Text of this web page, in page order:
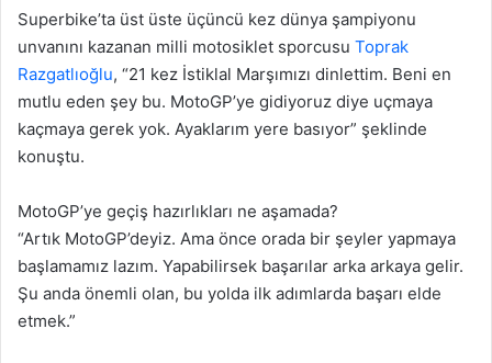
Superbike’ta üst üste üçüncü kez dünya şampiyonu
unvanını kazanan milli motosiklet sporcusu Toprak
Razgatlıoğlu, “21 kez İstiklal Marşımızı dinlettim. Beni en
mutlu eden şey bu. MotoGP’ye gidiyoruz diye uçmaya
kaçmaya gerek yok. Ayaklarım yere basıyor” şeklinde
konuştu.
MotoGP’ye geçiş hazırlıkları ne aşamada?
“Artık MotoGP’deyiz. Ama önce orada bir şeyler yapmaya
başlamamız lazım. Yapabilirsek başarılar arka arkaya gelir.
Şu anda önemli olan, bu yolda ilk adımlarda başarı elde
etmek.”